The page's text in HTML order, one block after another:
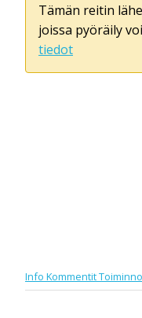
Tämän reitin
joissa pyöräily
tiedot
Info Kommentit